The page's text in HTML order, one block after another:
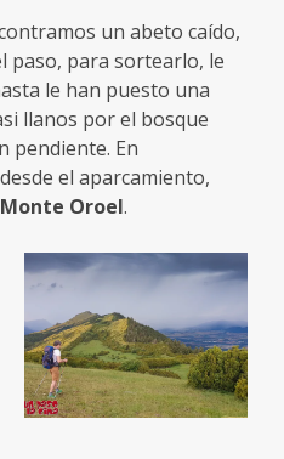
un abeto caído,
paso, para sortearlo, le
le han puesto una
llanos por el bosque
pendiente. En
el aparcamiento,
Monte Oroel.